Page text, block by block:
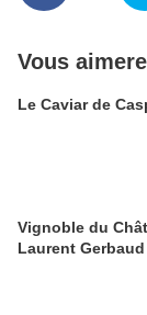
Vous
Le Caviar de
Vignoble du
Laurent Gerbaud